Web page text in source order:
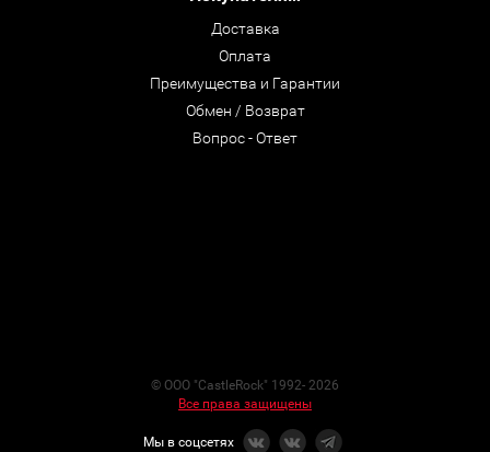
Доставка
Оплата
Преимущества и Гарантии
Обмен / Возврат
Вопрос - Ответ
© ООО "CastleRock" 1992- 2026
Все права защищены
Мы в соцсетях